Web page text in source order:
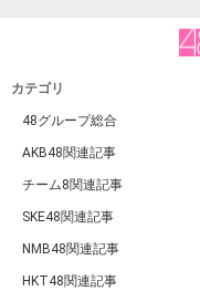
カテゴリ
48グループ総合
AKB48関連記事
チーム8関連記事
SKE48関連記事
NMB48関連記事
HKT48関連記事